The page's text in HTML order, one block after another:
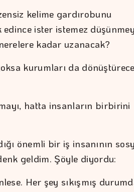
kelime gardırobunu
ister istemez
kadar uzanacak?
kurumları da
hatta insanların birbirini
önemli bir iş insanının
geldim. Şöyle diyordu:
Her şey sıkışmış